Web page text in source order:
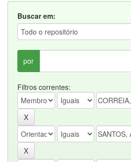
Buscar em:
por
Filtros correntes: